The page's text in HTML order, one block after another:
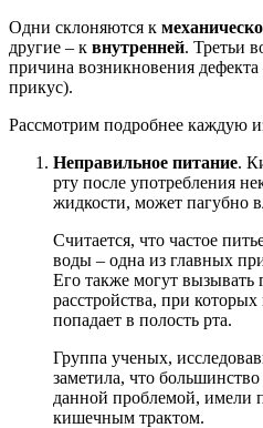
Одни склоняются к
другие – к внутренней. Третьи
причина возникновения
прикус).
Рассмотрим подробнее каждую
Неправильное питание.
рту после употребления
жидкости, может пагубно
Считается, что частое
воды – одна из главных
Его также могут вызывать
расстройства, при
попадает в полость рта.
Группа ученых,
заметила, что
данной проблемой, имели
кишечным трактом.